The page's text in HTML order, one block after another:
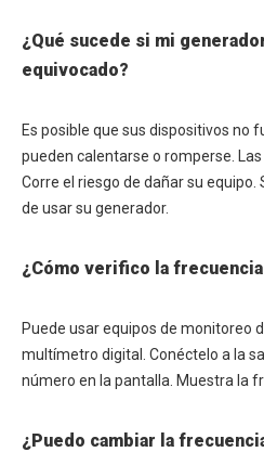
¿Qué sucede si mi
equivocado?
Es posible que sus dispositivos no
pueden calentarse o romperse.
Corre el riesgo de dañar su
de usar su generador.
¿Cómo verifico la
Puede usar equipos de monitoreo
multímetro digital. Conéctelo a la
número en la pantalla. Muestra la
¿Puedo cambiar la